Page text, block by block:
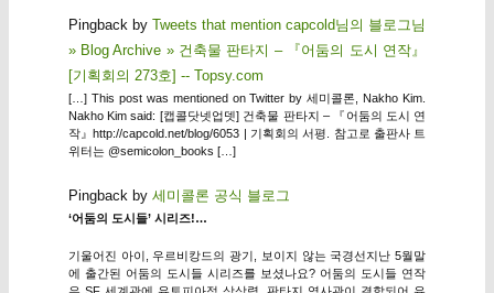
Pingback by Tweets that mention capcold님의 블로그님
» Blog Archive » 건축물 판타지 – 『어둠의 도시 연작』
[기획회의 273호] -- Topsy.com
[…] This post was mentioned on Twitter by 세미콜론, Nakho Kim.
Nakho Kim said: [캡콜닷넷업뎃] 건축물 판타지 – 『어둠의 도시 연
작』http://capcold.net/blog/6053 | 기획회의 서평. 참고로 출판사 트
위터는 @semicolon_books […]
Pingback by 세미콜론 공식 블로그
‘어둠의 도시들’ 시리즈!…
기울어진 아이, 우르비캉드의 광기, 보이지 않는 국경선지난 5월말
에 출간된 어둠의 도시들 시리즈를 보셨나요? 어둠의 도시들 연작